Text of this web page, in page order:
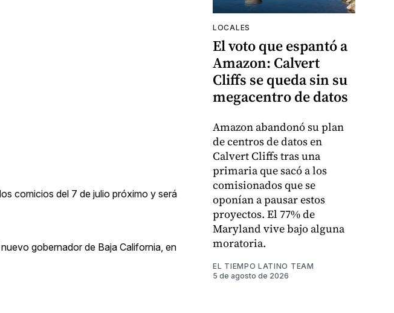
comicios del 7 de julio próximo y será
gobernador de Baja California, en
LOCALES
El voto que espantó a
Amazon: Calvert
Cliffs se queda sin su
megacentro de datos
Amazon abandonó su plan
de centros de datos en
Calvert Cliffs tras una
primaria que sacó a los
comisionados que se
oponían a pausar estos
proyectos. El 77% de
Maryland vive bajo alguna
moratoria.
EL TIEMPO LATINO TEAM
5 de agosto de 2026